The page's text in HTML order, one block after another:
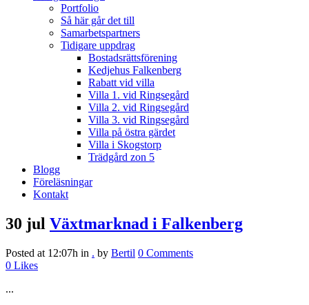
Portfolio
Så här går det till
Samarbetspartners
Tidigare uppdrag
Bostadsrättsförening
Kedjehus Falkenberg
Rabatt vid villa
Villa 1. vid Ringsegård
Villa 2. vid Ringsegård
Villa 3. vid Ringsegård
Villa på östra gärdet
Villa i Skogstorp
Trädgård zon 5
Blogg
Föreläsningar
Kontakt
30 jul Växtmarknad i Falkenberg
Posted at 12:07h in . by Bertil 0 Comments
0 Likes
...